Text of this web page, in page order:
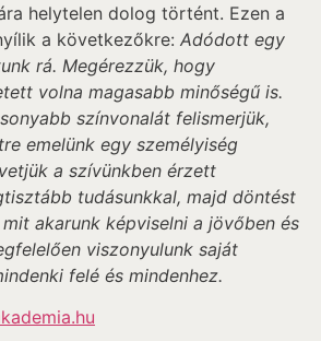
helytelen dolog történt. Ezen a
a következőkre: Adódott egy
rá. Megérezzük, hogy
volna magasabb minőségű is.
színvonalát felismerjük,
emelünk egy személyiség
a szívünkben érzett
tudásunkkal, majd döntést
akarunk képviselni a jövőben és
viszonyulunk saját
felé és mindenhez.